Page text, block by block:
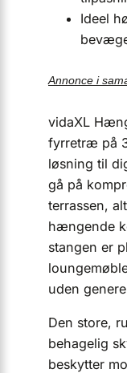
Ideel
Annonce i
vidaXL
fyrretræ på
løsning til
gå på
terrassen,
hængende
stangen er
uden
Den store,
behagelig
beskytter